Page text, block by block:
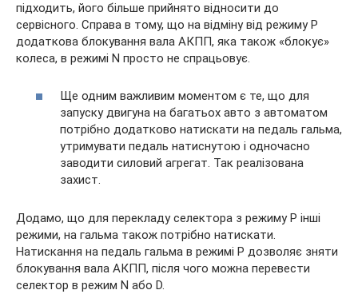
підходить, його більше прийнято відносити до
сервісного. Справа в тому, що на відміну від режиму P
додаткова блокування вала АКПП, яка також «блокує»
колеса, в режимі N просто не спрацьовує.
Ще одним важливим моментом є те, що для
запуску двигуна на багатьох авто з автоматом
потрібно додатково натискати на педаль гальма,
утримувати педаль натиснутою і одночасно
заводити силовий агрегат. Так реалізована
захист.
Додамо, що для перекладу селектора з режиму P інші
режими, на гальма також потрібно натискати.
Натискання на педаль гальма в режимі P дозволяє зняти
блокування вала АКПП, після чого можна перевести
селектор в режим N або D.